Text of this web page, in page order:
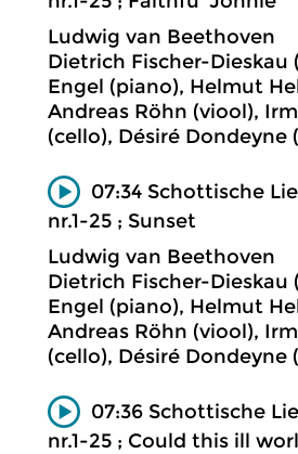
Ludwig van Beethoven
Dietrich Fischer-Dieskau
Engel (piano), Helmut
Andreas Röhn (viool),
(cello), Désiré Dondeyne
07:34 Schottische
nr.1-25 ; Sunset
Ludwig van Beethoven
Dietrich Fischer-Dieskau
Engel (piano), Helmut
Andreas Röhn (viool),
(cello), Désiré Dondeyne
07:36 Schottische
nr.1-25 ; Could this ill